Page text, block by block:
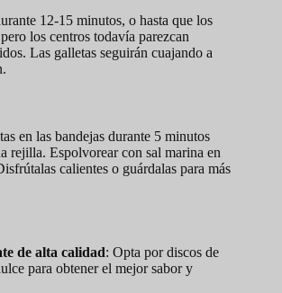
12-15 minutos, o hasta que los
los centros todavía parezcan
Las galletas seguirán cuajando a
en las bandejas durante 5 minutos
rejilla. Espolvorear con sal marina en
calientes o guárdalas para más
de alta calidad: Opta por discos de
para obtener el mejor sabor y